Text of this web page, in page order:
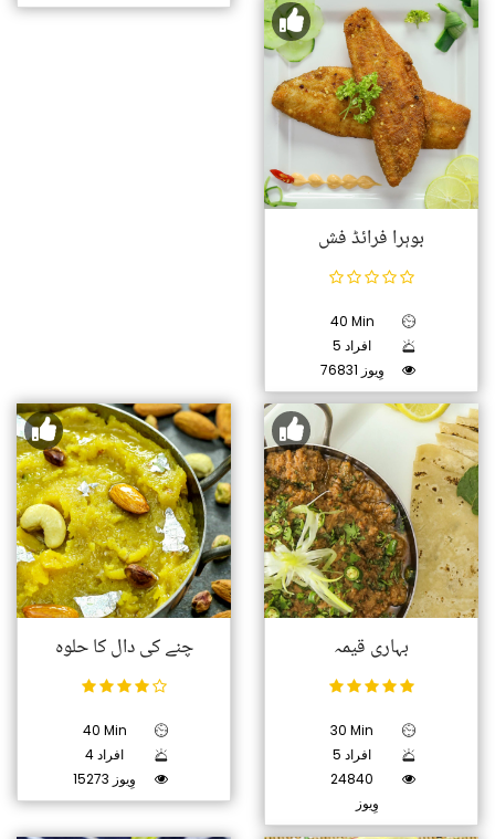
بوہرا فرائڈ فش
40 Min
5 افراد
76831 وِیوز
چنے کی دال کا حلوہ
40 Min
4 افراد
15273 وِیوز
بہاری قیمہ
30 Min
5 افراد
24840
وِیوز